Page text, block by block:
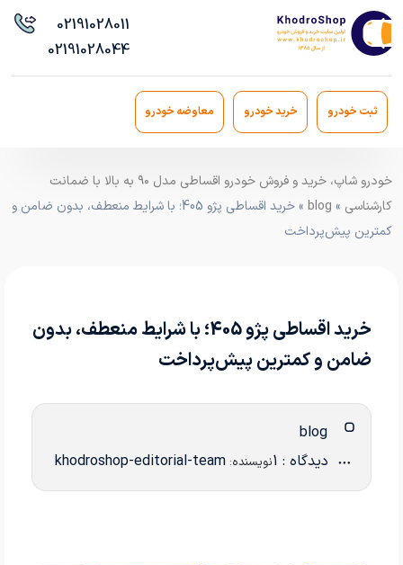
02191028011
02191028044
ثبت خودرو خرید خودرو معاوضه خودرو
خودرو شاپ، خرید و فروش خودرو اقساطی مدل ۹۰ به بالا با ضمانت
کارشناسی »
blog
» خرید اقساطی پژو 405؛ با شرایط منعطف، بدون ضامن و
کمترین پیش‌پرداخت
خرید اقساطی پژو 405؛ با شرایط منعطف، بدون
ضامن و کمترین پیش‌پرداخت
دیدگاه : 1 نویسنده: khodroshop-editorial-team